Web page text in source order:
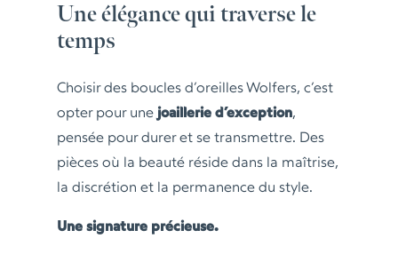
Une élégance qui traverse le
temps
Choisir des boucles d’oreilles Wolfers, c’est
opter pour une joaillerie d’exception,
pensée pour durer et se transmettre. Des
pièces où la beauté réside dans la maîtrise,
la discrétion et la permanence du style.
Une signature précieuse.